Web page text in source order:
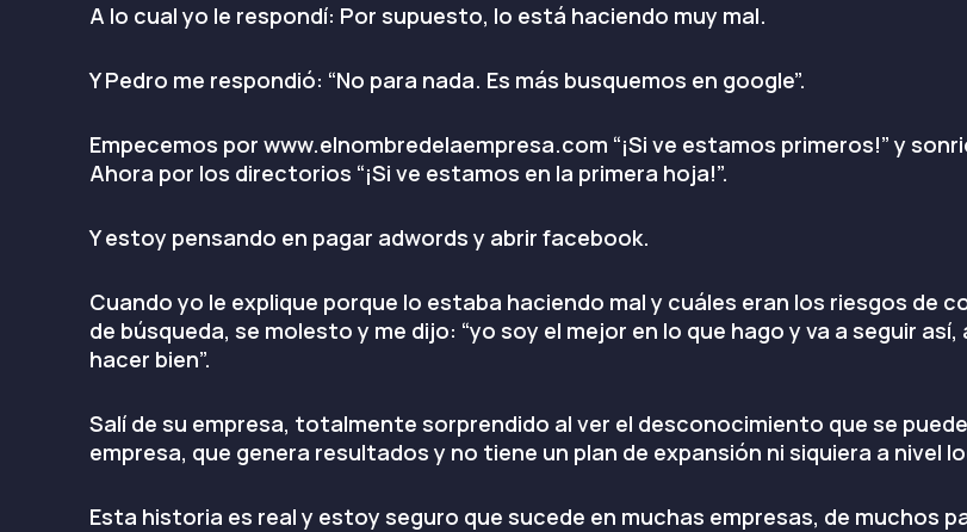
A lo cual yo le respondí: Por supuesto, lo está haciendo muy mal.
Y Pedro me respondió: “No para nada. Es más busquemos en google”.
Empecemos por www.elnombredelaempresa.com “¡Si ve estamos primeros!” y
Ahora por los directorios “¡Si ve estamos en la primera hoja!”.
Y estoy pensando en pagar adwords y abrir facebook.
Cuando yo le explique porque lo estaba haciendo mal y cuáles eran los riesgos de
de búsqueda, se molesto y me dijo: “yo soy el mejor en lo que hago y va a seguir
hacer bien”.
Salí de su empresa, totalmente sorprendido al ver el desconocimiento que se
empresa, que genera resultados y no tiene un plan de expansión ni siquiera a nivel
Esta historia es real y estoy seguro que sucede en muchas empresas, de muchos